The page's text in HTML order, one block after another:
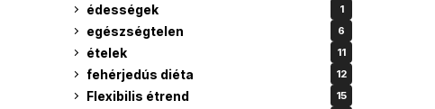
édességek 1
egészségtelen 6
ételek 11
fehérjedús diéta 12
Flexibilis étrend 15